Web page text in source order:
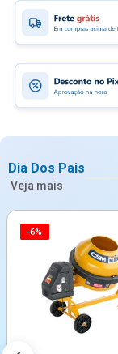
Dia Dos Pais
Veja mais
-6%